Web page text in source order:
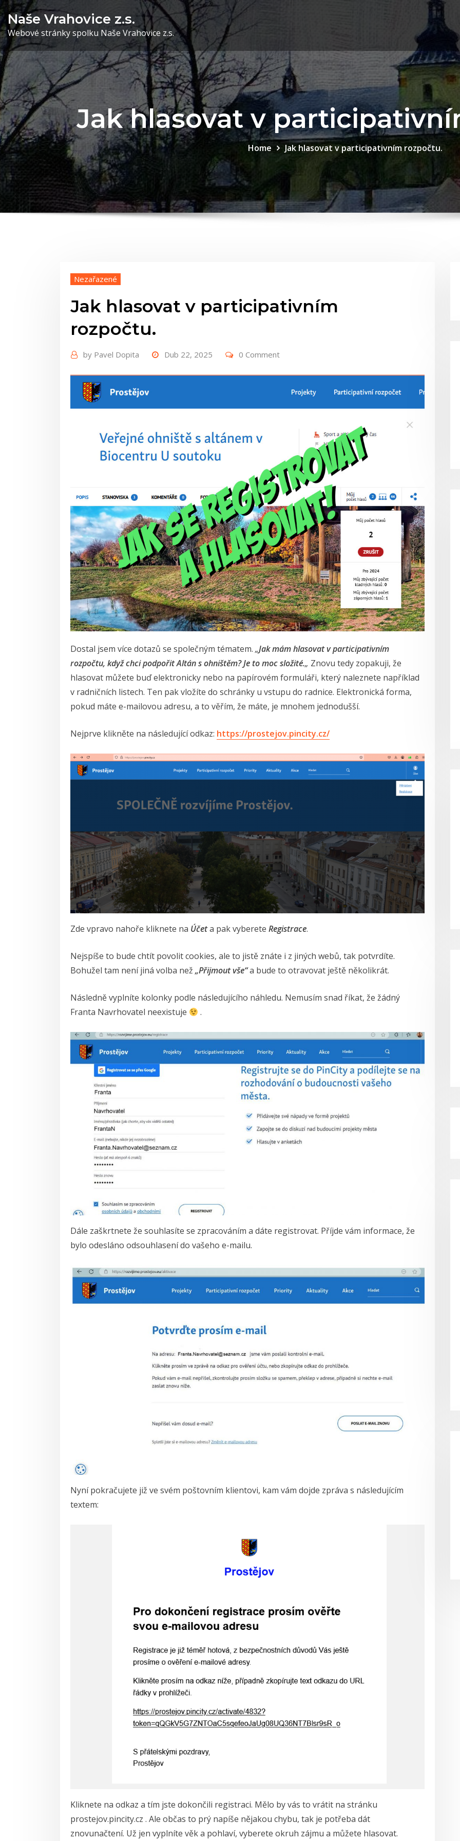
Skip
to
content
Naše Vrahovice z.s.
Webové stránky spolku Naše Vrahovice z.s.
Jak hlasovat v
Home Jak hlasovat v participativním rozpočtu.
Nezařazené
Jak hlasovat v participativním
rozpočtu.
by Pavel Dopita Dub 22, 2025 0 Comment
Dostal jsem více dotazů se společným tématem. „Jak mám hlasovat v participativním
rozpočtu, když chci podpořit Altán s ohništěm? Je to moc složité.„ Znovu tedy zopakuji, že
hlasovat můžete buď elektronicky nebo na papírovém formuláři, který naleznete například
v radničních listech. Ten pak vložíte do schránky u vstupu do radnice. Elektronická forma,
pokud máte e-mailovou adresu, a to věřím, že máte, je mnohem jednodušší.
Nejprve klikněte na následující odkaz: https://prostejov.pincity.cz/
Zde vpravo nahoře kliknete na Účeta pak vyberete Registrace.
Nejspíše to bude chtít povolit cookies, ale to jistě znáte i z jiných webů, tak potvrdíte.
Bohužel tam není jiná volba než „Přijmout vše“a bude to otravovat ještě několikrát.
Následně vyplníte kolonky podle následujícího náhledu. Nemusím snad říkat, že žádný
Franta Navrhovatel neexistuje
.
Dále zaškrtnete že souhlasíte se zpracováním a dáte registrovat. Příjde vám informace, že
bylo odesláno odsouhlasení do vašeho e-mailu.
Nyní pokračujete již ve svém poštovním klientovi, kam vám dojde zpráva s následujícím
textem:
Kliknete na odkaz a tím jste dokončili registraci. Mělo by vás to vrátit na stránku
prostejov.pincity.cz . Ale občas to prý napíše nějakou chybu, tak je potřeba dát
znovunačtení. Už jen vyplníte věk a pohlaví, vyberete okruh zájmu a můžete hlasovat.